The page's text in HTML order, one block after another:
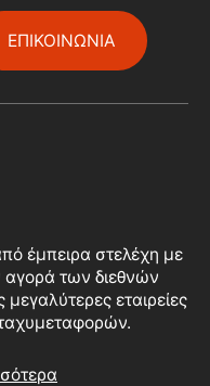
ΕΠΙΚΟΙΝΩΝΙΑ
έμπειρα στελέχη με
των διεθνών
εταιρείες